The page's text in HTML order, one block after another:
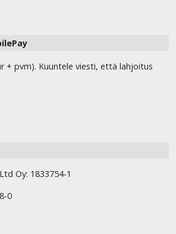
+ pvm). Kuuntele viesti, että lahjoitus
Oy: 1833754-1
0